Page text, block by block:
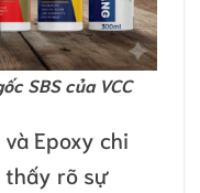
SBS của VCC
và Epoxy chi
rõ sự